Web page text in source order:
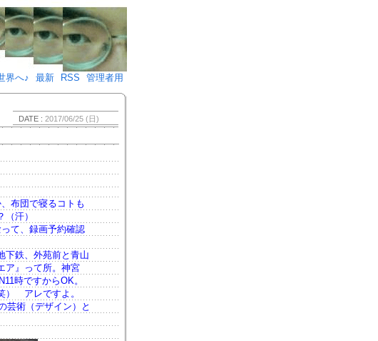
･･･♪)÷2
界へ♪
最新 RSS 管理者用
DATE : 2017/06/25 (日)
布団で寝るコトも
汗）
て、録画予約確認
下鉄、外苑前と青山
ア』って所。神宮
時ですからOK。
） アレですよ。
芸術（デザイン）と